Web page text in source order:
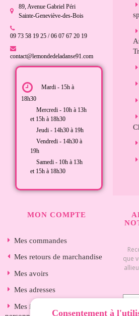
89, Avenue Gabriel Péri
Sainte-Geneviève-des-Bois
09 73 58 19 25 / 06 07 67 20 19
contact@lemondedeladanse91.com
Mardi - 15h à
18h30
Mercredi - 10h à 13h
et 15h à 18h30
Jeudi - 14h30 à 19h
Vendredi - 14h30 à
19h
Samedi - 10h à 13h
et 15h à 18h30
MON COMPTE
Mes commandes
Mes retours de marchandise
Mes avoirs
Mes adresses
Mes informations
que
Consentement à